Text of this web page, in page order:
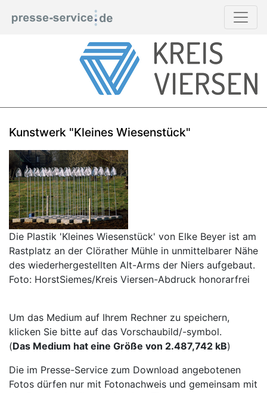
Kunstwerk "Kleines Wiesenstück"
Die Plastik 'Kleines Wiesenstück' von Elke Beyer ist am
Rastplatz an der Clörather Mühle in unmittelbarer Nähe
des wiederhergestellten Alt-Arms der Niers aufgebaut.
Foto: HorstSiemes/Kreis Viersen-Abdruck honorarfrei
Um das Medium auf Ihrem Rechner zu speichern,
klicken Sie bitte auf das Vorschaubild/-symbol.
(Das Medium hat eine Größe von 2.487,742 kB)
Die im Presse-Service zum Download angebotenen
Fotos dürfen nur mit Fotonachweis und gemeinsam mit